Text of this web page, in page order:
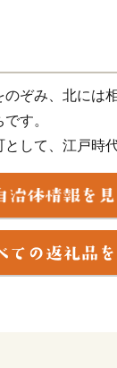
ぞみ、北には
す。
して、江戸時
の島詣の足場と
なる湘南の海、
の大学、ショッ
けで、訪れる
土愛あふれる元